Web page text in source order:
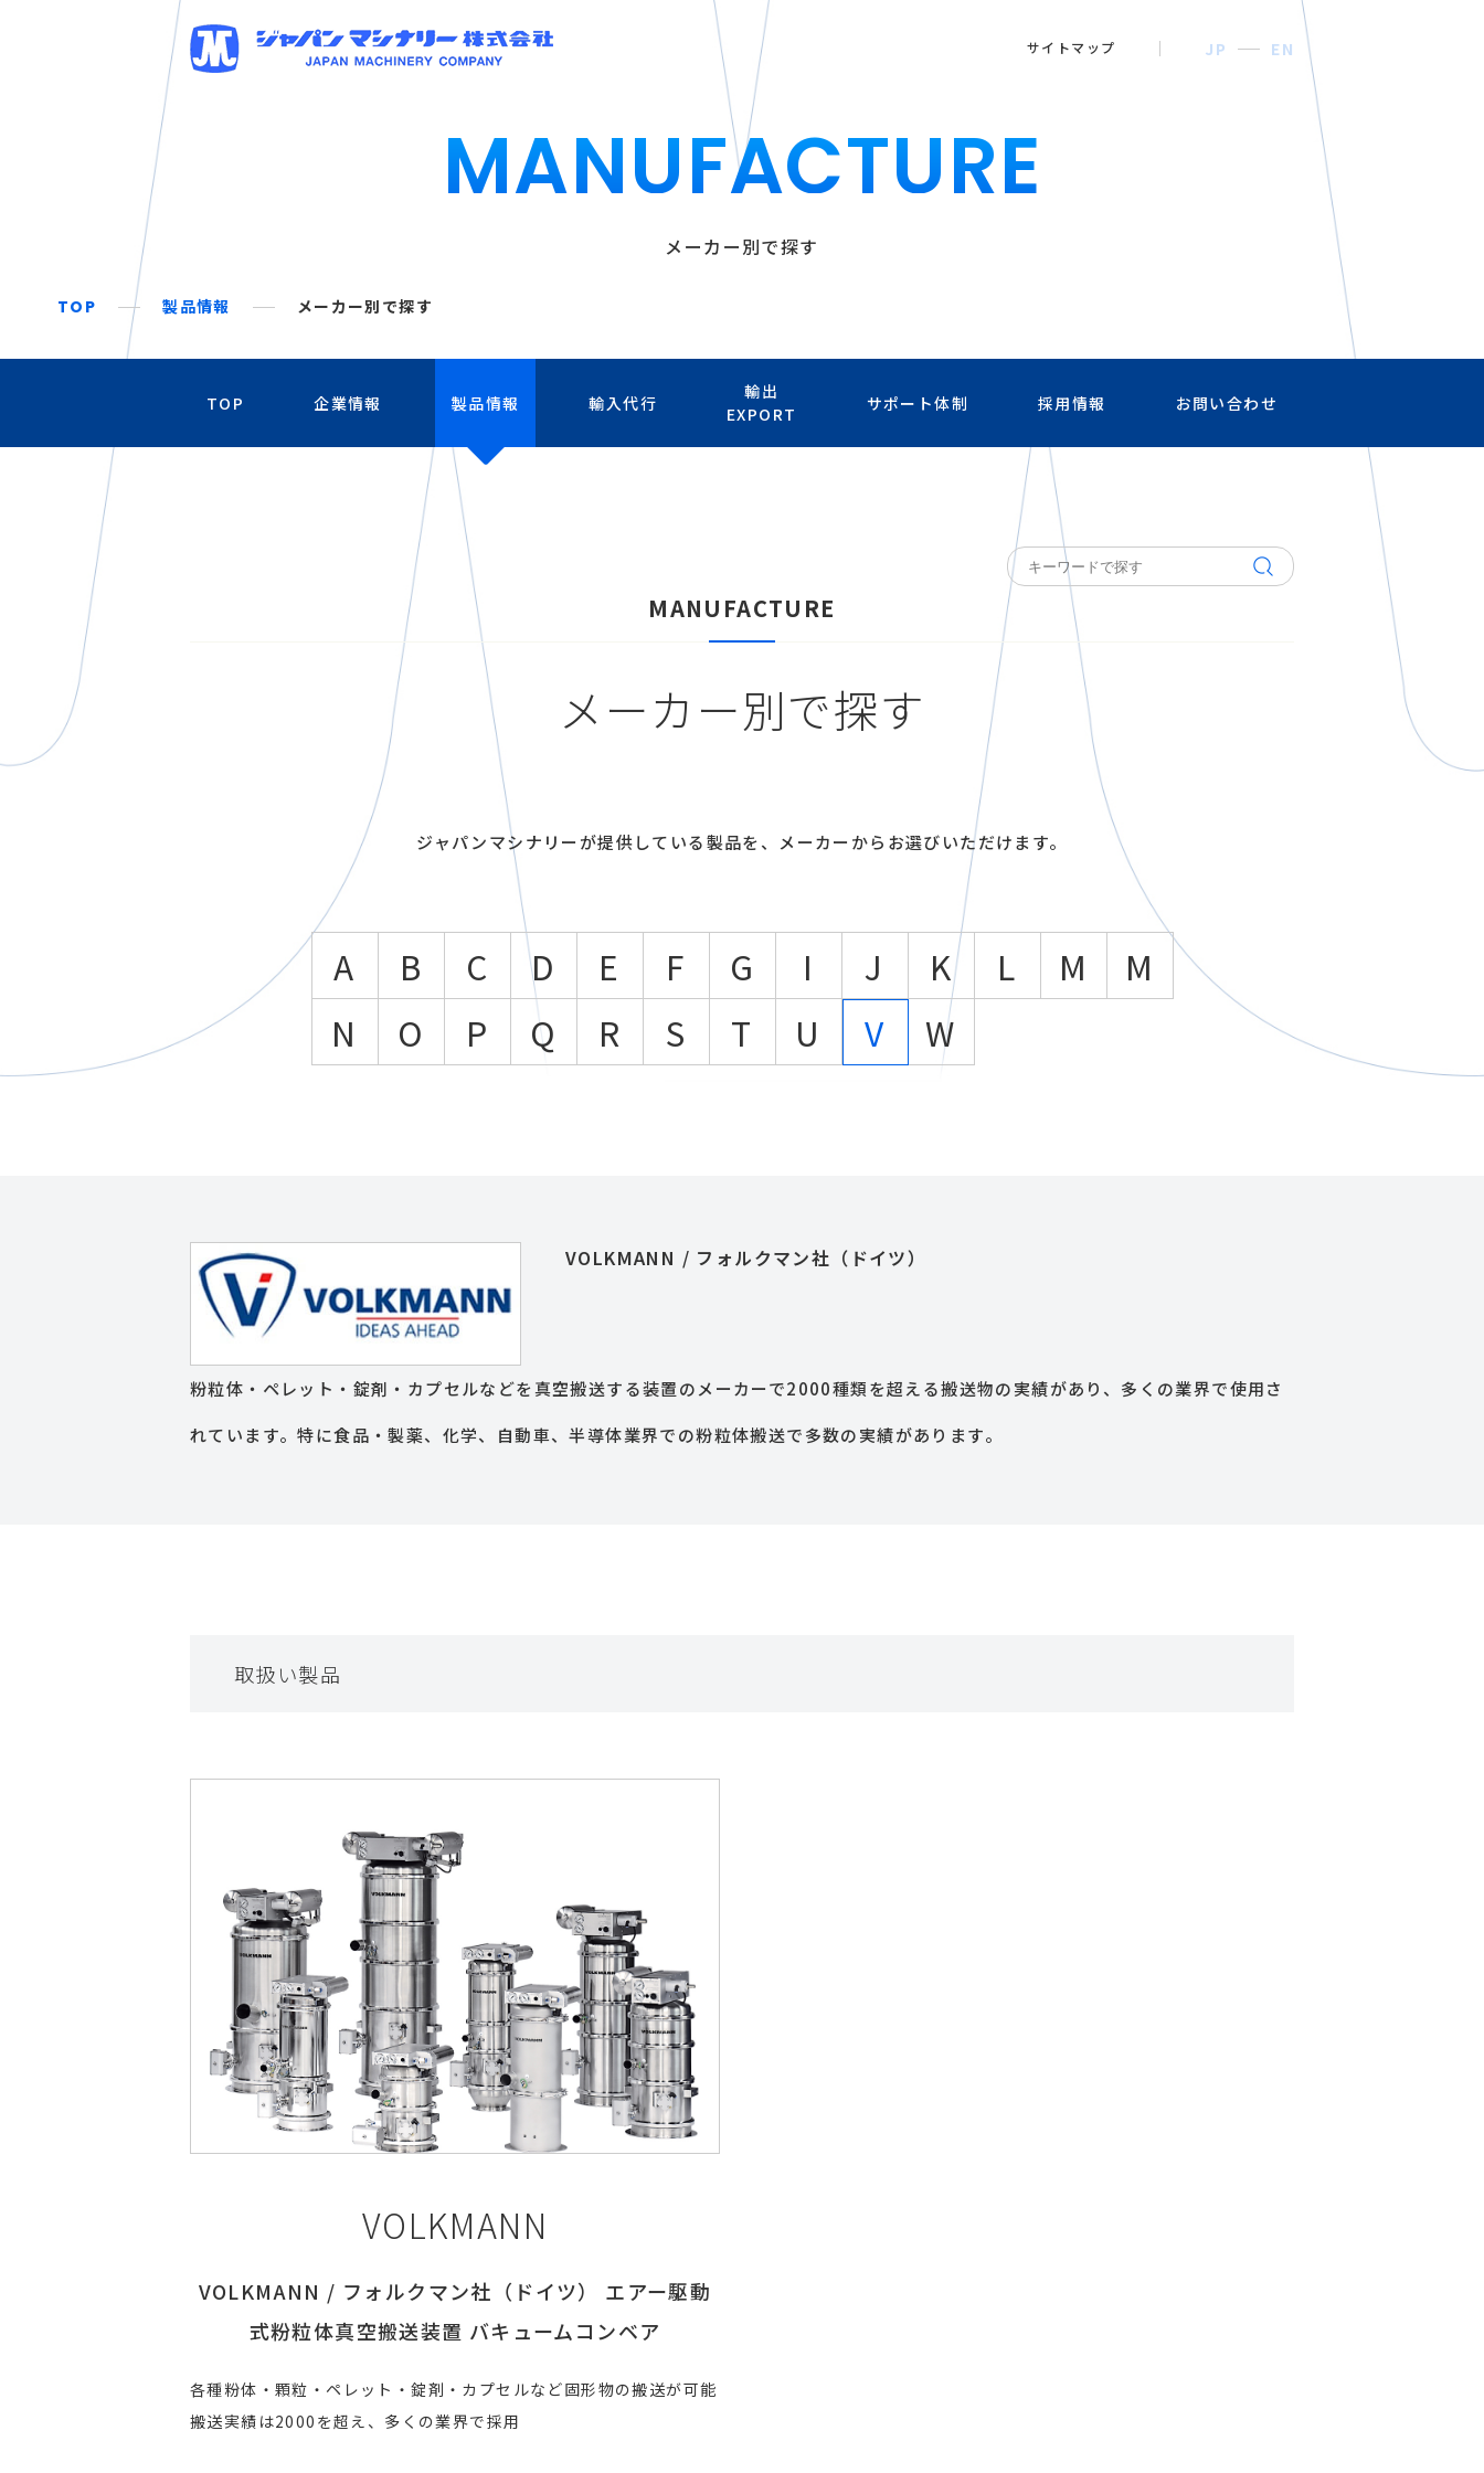
サイトマップ JP EN
MANUFACTURE
メーカー別で探す
TOP 製品情報 メーカー別で探す
TOP 企業情報 製品情報 輸入代行
輸出
EXPORT
サポート体制 採用情報 お問い合わせ
MANUFACTURE
メーカー別で探す
ジャパンマシナリーが提供している製品を、メーカーからお選びいただけます。
A B C D E F G I J K L M
M
N
O P Q R S T U V W
VOLKMANN / フォルクマン社（ドイツ）
粉粒体・ペレット・錠剤・カプセルなどを真空搬送する装置のメーカーで2000種類を超える搬送物の実績があり、多くの業界で使用さ
れています。特に食品・製薬、化学、自動車、半導体業界での粉粒体搬送で多数の実績があります。
取扱い製品
VOLKMANN
VOLKMANN / フォルクマン社（ドイツ） エアー駆動
式粉粒体真空搬送装置 バキュームコンベア
各種粉体・顆粒・ペレット・錠剤・カプセルなど固形物の搬送が可能
搬送実績は2000を超え、多くの業界で採用